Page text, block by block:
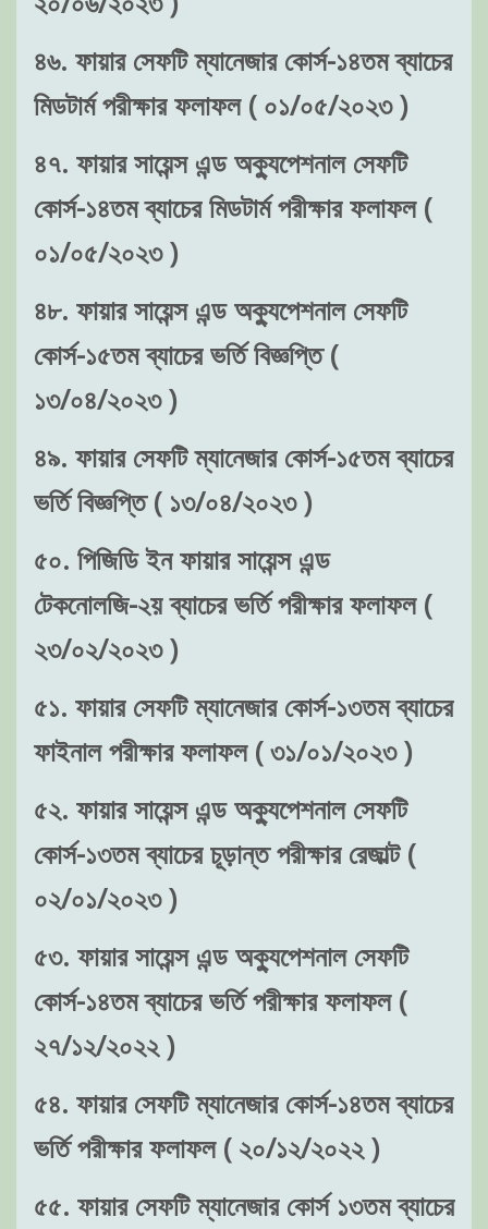
৪৬. ফায়ার সেফটি ম্যানেজার কোর্স-১৪তম ব্যাচের
মিডটার্ম পরীক্ষার ফলাফল ( ০১/০৫/২০২৩ )
৪৭. ফায়ার সায়েন্স এন্ড অক্যুপেশনাল সেফটি
কোর্স-১৪তম ব্যাচের মিডটার্ম পরীক্ষার ফলাফল (
০১/০৫/২০২৩ )
৪৮. ফায়ার সায়েন্স এন্ড অক্যুপেশনাল সেফটি
কোর্স-১৫তম ব্যাচের ভর্তি বিজ্ঞপ্তি (
১৩/০৪/২০২৩ )
৪৯. ফায়ার সেফটি ম্যানেজার কোর্স-১৫তম ব্যাচের
ভর্তি বিজ্ঞপ্তি ( ১৩/০৪/২০২৩ )
৫০. পিজিডি ইন ফায়ার সায়েন্স এন্ড
টেকনোলজি-২য় ব্যাচের ভর্তি পরীক্ষার ফলাফল (
২৩/০২/২০২৩ )
৫১. ফায়ার সেফটি ম্যানেজার কোর্স-১৩তম ব্যাচের
ফাইনাল পরীক্ষার ফলাফল ( ৩১/০১/২০২৩ )
৫২. ফায়ার সায়েন্স এন্ড অক্যুপেশনাল সেফটি
কোর্স-১৩তম ব্যাচের চূড়ান্ত পরীক্ষার রেজাল্ট (
০২/০১/২০২৩ )
৫৩. ফায়ার সায়েন্স এন্ড অক্যুপেশনাল সেফটি
কোর্স-১৪তম ব্যাচের ভর্তি পরীক্ষার ফলাফল (
২৭/১২/২০২২ )
৫৪. ফায়ার সেফটি ম্যানেজার কোর্স-১৪তম ব্যাচের
ভর্তি পরীক্ষার ফলাফল ( ২০/১২/২০২২ )
৫৫. ফায়ার সেফটি ম্যানেজার কোর্স ১৩তম ব্যাচের